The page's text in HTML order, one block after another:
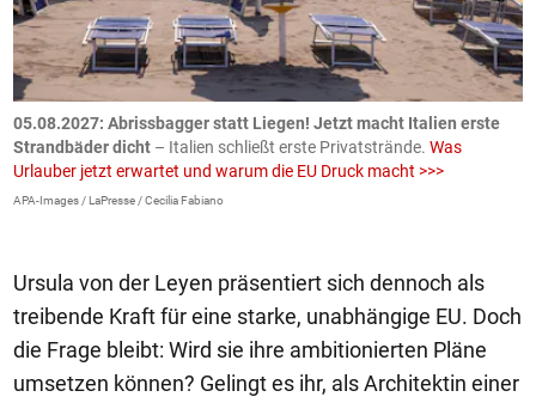
05.08.2027: Abrissbagger statt Liegen! Jetzt macht Italien erste
Strandbäder dicht – Italien schließt erste Privatstrände. Was
Urlauber jetzt erwartet und warum die EU Druck macht >>>
APA-Images / LaPresse / Cecilia Fabiano
Ursula von der Leyen präsentiert sich dennoch als
treibende Kraft für eine starke, unabhängige EU. Doch
die Frage bleibt: Wird sie ihre ambitionierten Pläne
umsetzen können? Gelingt es ihr, als Architektin einer